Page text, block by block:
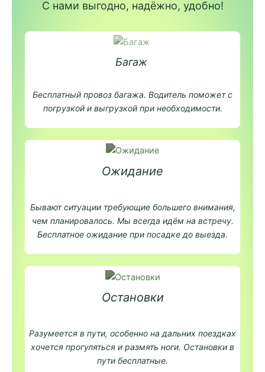
С нами выгодно, надёжно, удобно!
Багаж
Бесплатный провоз багажа. Водитель поможет с
погрузкой и выгрузкой при необходимости.
Ожидание
Бывают ситуации требующие большего внимания,
чем планировалось. Мы всегда идём на встречу.
Бесплатное ожидание при посадке до выезда.
Остановки
Разумеется в пути, особенно на дальних поездках
хочется прогуляться и размять ноги. Остановки в
пути бесплатные.